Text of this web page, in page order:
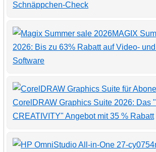
Schnäppchen-Check
MAGIX
2026: Bis zu 63% Rabatt auf Video-
Software
CorelDRAW Graphics Suite 2026: Das
CREATIVITY" Angebot mit 35 % Rabatt